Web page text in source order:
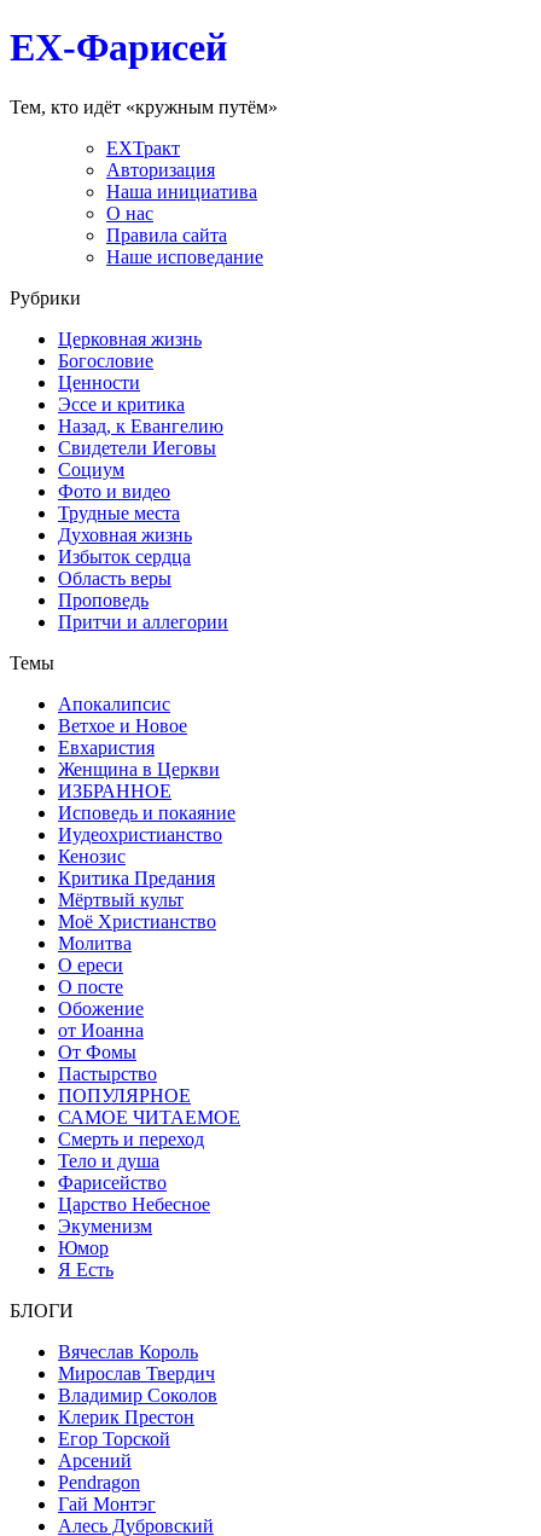
EX-Фарисей
Тем, кто идёт «кружным путём»
EXТракт
Авторизация
Наша инициатива
О нас
Правила сайта
Наше исповедание
Рубрики
Церковная жизнь
Богословие
Ценности
Эссе и критика
Назад, к Евангелию
Свидетели Иеговы
Социум
Фото и видео
Трудные места
Духовная жизнь
Избыток сердца
Область веры
Проповедь
Притчи и аллегории
Темы
Апокалипсис
Ветхое и Новое
Евхаристия
Женщина в Церкви
ИЗБРАННОЕ
Исповедь и покаяние
Иудеохристианство
Кенозис
Критика Предания
Мёртвый культ
Моё Христианство
Молитва
О ереси
О посте
Обожение
от Иоанна
От Фомы
Пастырство
ПОПУЛЯРНОЕ
САМОЕ ЧИТАЕМОЕ
Смерть и переход
Тело и душа
Фарисейство
Царство Небесное
Экуменизм
Юмор
Я Есть
БЛОГИ
Вячеслав Король
Мирослав Твердич
Владимир Соколов
Клерик Престон
Егор Topской
Арсений
Pendragon
Гай Монтэг
Алесь Дубровский